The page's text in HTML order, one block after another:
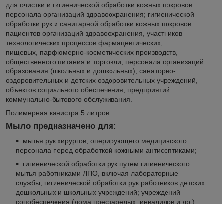
для очистки и гигиенической обработки кожных покровов
персонала организаций здравоохранения; гигиенической
обработки рук и санитарной обработки кожных покровов
пациентов организаций здравоохранения, участников
технологических процессов фармацевтических,
пищевых, парфюмерно-косметических производств,
общественного питания и торговли, персонала организаций
образования (школьных и дошкольных), санаторно-
оздоровительных и детских оздоровительных учреждений,
объектов социального обеспечения, предприятий
коммунально-бытового обслуживания.
Полимерная канистра 5 литров.
Мыло предназначено для:
мытья рук хирургов, оперирующего медицинского
персонала перед обработкой кожными антисептиками;
гигиенической обработки рук путем гигиенического
мытья работниками ЛПО, включая лабораторные
службы; гигиенической обработки рук работников детских
дошкольных и школьных учреждений; учреждений
соцобеспечения (дома престарелых, инвалидов и др.),